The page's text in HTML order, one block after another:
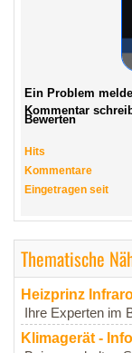
Ein Problem
Kommentar
Bewerten
Hits
Kommentare
Eingetragen seit
Thematische
Heizprinz
Ihre Experten im
Klimagerät -